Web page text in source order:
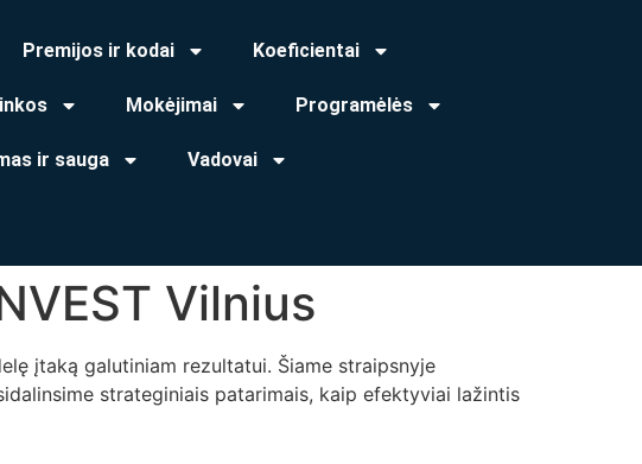
Premijos ir kodai Koeficientai
Mokėjimai Programėlės
ir sauga Vadovai
Vilnius
įtaką galutiniam rezultatui. Šiame straipsnyje
strateginiais patarimais, kaip efektyviai lažintis